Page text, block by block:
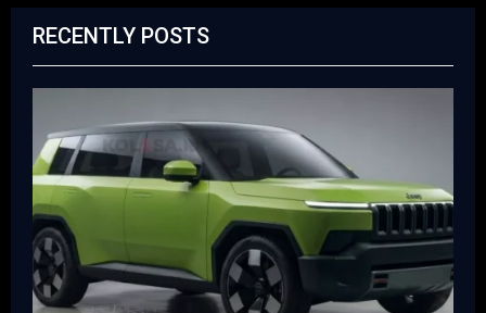
RECENTLY POSTS